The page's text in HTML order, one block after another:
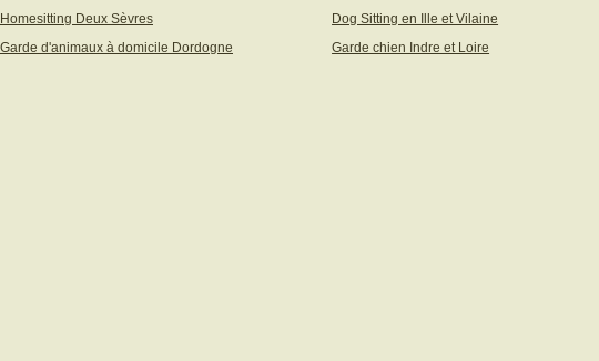
Homesitting Deux Sèvres
Dog Sitting en Ille et Vilaine
Garde d'animaux à domicile Dordogne
Garde chien Indre et Loire